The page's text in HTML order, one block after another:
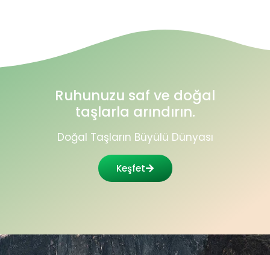
Ruhunuzu saf ve doğal
taşlarla arındırın.
Doğal Taşların Büyülü Dünyası
Keşfet